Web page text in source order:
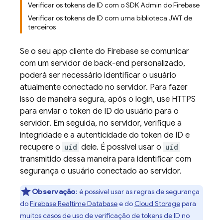
Verificar os tokens de ID com o SDK Admin do Firebase
Verificar os tokens de ID com uma biblioteca JWT de
terceiros
Se o seu app cliente do Firebase se comunicar
com um servidor de back-end personalizado,
poderá ser necessário identificar o usuário
atualmente conectado no servidor. Para fazer
isso de maneira segura, após o login, use HTTPS
para enviar o token de ID do usuário para o
servidor. Em seguida, no servidor, verifique a
integridade e a autenticidade do token de ID e
recupere o uid dele. É possível usar o uid
transmitido dessa maneira para identificar com
segurança o usuário conectado ao servidor.
Observação: é possível usar as regras de segurança
doFirebase Realtime Databasee do Cloud Storagepara
muitos casos de uso de verificação de tokens de ID no